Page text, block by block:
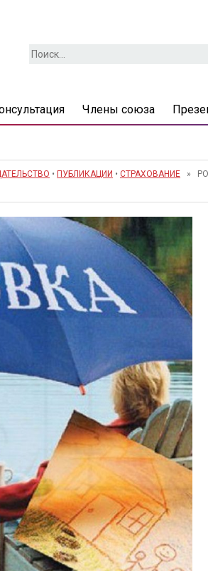
Найти:
Члены союза
• ПУБЛИКАЦИИ • СТРАХОВАНИЕ »